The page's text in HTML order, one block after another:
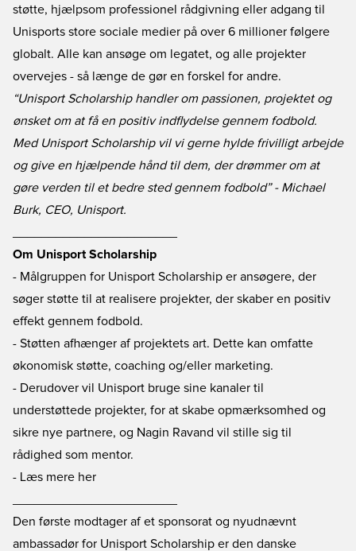
støtte, hjælpsom professionel rådgivning eller adgang til
Unisports store sociale medier på over 6 millioner følgere
globalt. Alle kan ansøge om legatet, og alle projekter
overvejes - så længe de gør en forskel for andre.
“Unisport Scholarship handler om passionen, projektet og
ønsket om at få en positiv indflydelse gennem fodbold.
Med Unisport Scholarship vil vi gerne hylde frivilligt arbejde
og give en hjælpende hånd til dem, der drømmer om at
gøre verden til et bedre sted gennem fodbold” - Michael
Burk, CEO, Unisport.
Om Unisport Scholarship
- Målgruppen for Unisport Scholarship er ansøgere, der
søger støtte til at realisere projekter, der skaber en positiv
effekt gennem fodbold.
- Støtten afhænger af projektets art. Dette kan omfatte
økonomisk støtte, coaching og/eller marketing.
- Derudover vil Unisport bruge sine kanaler til
understøttede projekter, for at skabe opmærksomhed og
sikre nye partnere, og Nagin Ravand vil stille sig til
rådighed som mentor.
- Læs mere her
Den første modtager af et sponsorat og nyudnævnt
ambassadør for Unisport Scholarship er den danske